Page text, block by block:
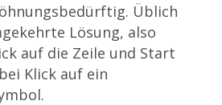
Üblich
Lösung, also
auf die Zeile und Start
Klick auf ein